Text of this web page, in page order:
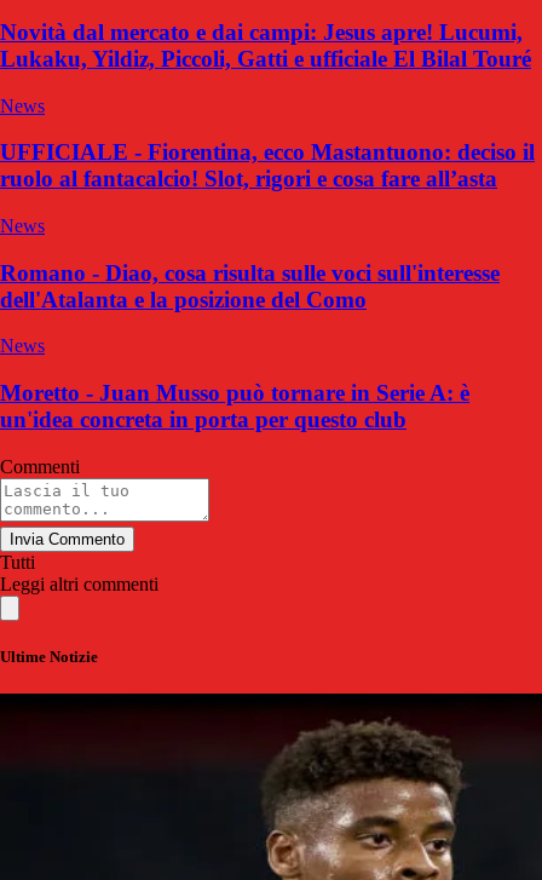
Novità dal mercato e dai campi: Jesus apre! Lucumi,
Lukaku, Yildiz, Piccoli, Gatti e ufficiale El Bilal Touré
News
UFFICIALE - Fiorentina, ecco Mastantuono: deciso il
ruolo al fantacalcio! Slot, rigori e cosa fare all’asta
News
Romano - Diao, cosa risulta sulle voci sull'interesse
dell'Atalanta e la posizione del Como
News
Moretto - Juan Musso può tornare in Serie A: è
un'idea concreta in porta per questo club
Commenti
Invia Commento
Tutti
Leggi altri commenti
Ultime Notizie